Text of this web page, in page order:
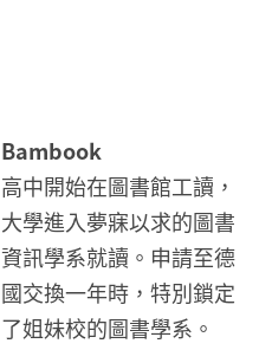
Bambook
高中開始在圖書館工讀，
大學進入夢寐以求的圖書
資訊學系就讀。申請至德
國交換一年時，特別鎖定
了姐妹校的圖書學系。